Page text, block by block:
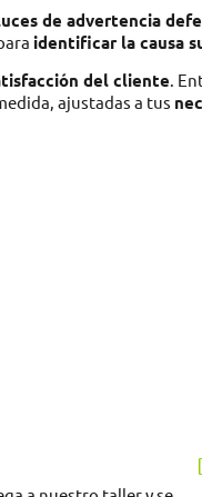
de advertencia
identificar la causa
del cliente.
ajustadas a tus